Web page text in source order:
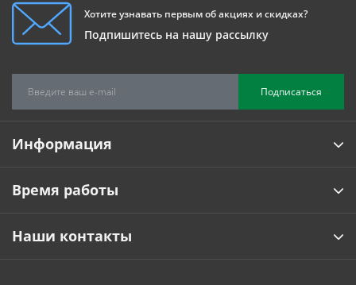
Хотите узнавать первым об акциях и скидках?
Подпишитесь на нашу рассылку
Подписаться
Информация
Время работы
Наши контакты